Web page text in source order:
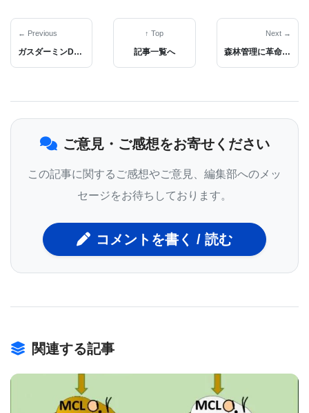
セーピンは、ウイルスが細胞へ侵入する際に利用す
取り付くのをブロックできるのです。特に 肺細胞内
のセーピン濃度が高い人は、新型コロナウイルスに
この発見を活用すれば、セーピンの機能を強化する
治療法が開発され、新型コロナウイルスをはじめと
する感染症に対する 個別化医療 へと発展する可能性
免疫システムの「司令官」—T細胞の役割を解明
← Previous
ガスダーミンDによる細胞死の連鎖：敗血症悪化の原因を突き止める
↑ Top
記事一覧へ
Next →
森林管理に革命？ポプラの木部成長を左右するミトコンドリアタンパク質の発見
ご意見・ご感想をお寄せください
この記事に関するご感想やご意見、編集部へのメッ
セージをお待ちしております。
コメントを書く / 読む
関連する記事